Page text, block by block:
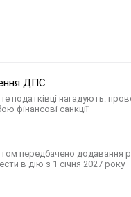
ДПС
нагадують:
фінансові санкції
передбачено додавання
в дію з 1 січня 2027 року